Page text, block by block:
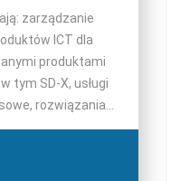
zarządzanie
ICT dla
produktami
tym SD-X, usługi
rozwiązania...